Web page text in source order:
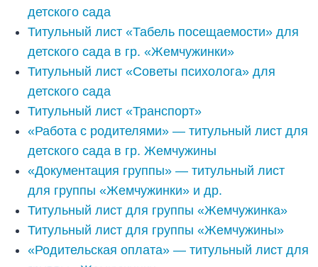
детского сада
Титульный лист «Табель посещаемости» для
детского сада в гр. «Жемчужинки»
Титульный лист «Советы психолога» для
детского сада
Титульный лист «Транспорт»
«Работа с родителями» — титульный лист для
детского сада в гр. Жемчужины
«Документация группы» — титульный лист
для группы «Жемчужинки» и др.
Титульный лист для группы «Жемчужинка»
Титульный лист для группы «Жемчужины»
«Родительская оплата» — титульный лист для